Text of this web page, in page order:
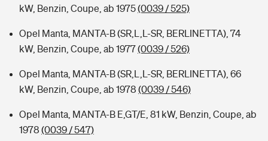
kW, Benzin, Coupe, ab 1975(0039 / 525)
Opel Manta, MANTA-B (SR,L,L-SR, BERLINETTA), 74
kW, Benzin, Coupe, ab 1977(0039 / 526)
Opel Manta, MANTA-B (SR,L,L-SR, BERLINETTA), 66
kW, Benzin, Coupe, ab 1978 (0039 / 546)
Opel Manta, MANTA-B E,GT/E, 81 kW, Benzin, Coupe, ab
1978 (0039 / 547)